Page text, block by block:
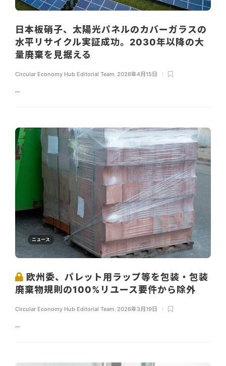
日本板硝子、太陽光パネルのカバーガラスの
水平リサイクル実証成功。2030年以降の大
量廃棄を見据える
Circular Economy Hub Editorial Team 2026年4月15日
...
ニュース
欧州委、パレット用ラップ等を包装・包装
廃棄物規則の100%リユース要件から除外
Circular Economy Hub Editorial Team 2026年3月19日
...